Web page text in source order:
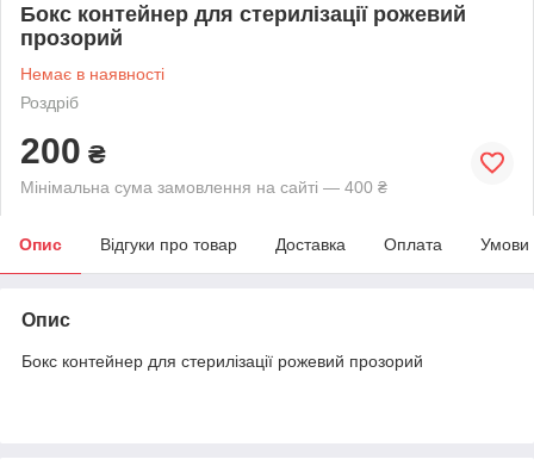
Бокс контейнер для стерилізації рожевий
прозорий
Немає в наявності
Роздріб
200 ₴
Мінімальна сума замовлення на сайті — 400 ₴
Опис Відгуки про товар Доставка Оплата Умови
Опис
Бокс контейнер для стерилізації рожевий прозорий